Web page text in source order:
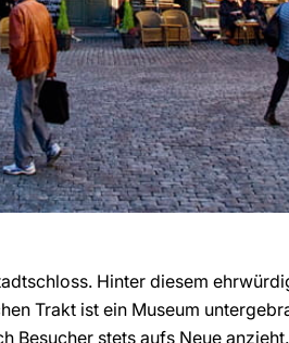
Hinter diesem
Trakt ist ein Museum
Besucher stets aufs Neue